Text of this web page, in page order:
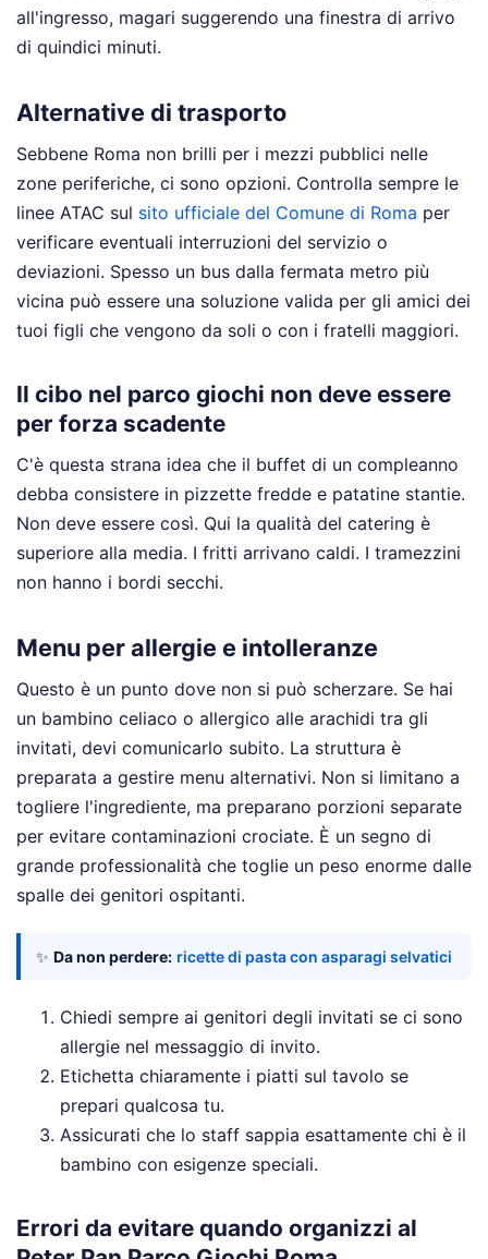
all'ingresso, magari suggerendo una finestra di arrivo
di quindici minuti.
Alternative di trasporto
Sebbene Roma non brilli per i mezzi pubblici nelle
zone periferiche, ci sono opzioni. Controlla sempre le
linee ATAC sul sito ufficiale del Comune di Roma per
verificare eventuali interruzioni del servizio o
deviazioni. Spesso un bus dalla fermata metro più
vicina può essere una soluzione valida per gli amici dei
tuoi figli che vengono da soli o con i fratelli maggiori.
Il cibo nel parco giochi non deve essere
per forza scadente
C'è questa strana idea che il buffet di un compleanno
debba consistere in pizzette fredde e patatine stantie.
Non deve essere così. Qui la qualità del catering è
superiore alla media. I fritti arrivano caldi. I tramezzini
non hanno i bordi secchi.
Menu per allergie e intolleranze
Questo è un punto dove non si può scherzare. Se hai
un bambino celiaco o allergico alle arachidi tra gli
invitati, devi comunicarlo subito. La struttura è
preparata a gestire menu alternativi. Non si limitano a
togliere l'ingrediente, ma preparano porzioni separate
per evitare contaminazioni crociate. È un segno di
grande professionalità che toglie un peso enorme dalle
spalle dei genitori ospitanti.
✨ Da non perdere: ricette di pasta con asparagi selvatici
Chiedi sempre ai genitori degli invitati se ci sono
allergie nel messaggio di invito.
Etichetta chiaramente i piatti sul tavolo se
prepari qualcosa tu.
Assicurati che lo staff sappia esattamente chi è il
bambino con esigenze speciali.
Errori da evitare quando organizzi al